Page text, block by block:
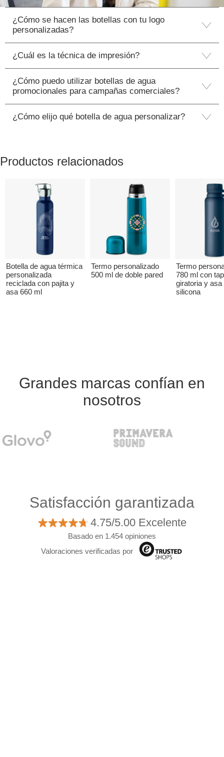
¿Cómo se hacen las botellas con tu logo
personalizadas?
¿Cuál es la técnica de impresión?
¿Cómo puedo utilizar botellas de agua
promocionales para campañas comerciales?
¿Cómo elijo qué botella de agua personalizar?
Productos relacionados
Botella de agua térmica
personalizada
reciclada con pajita y
asa 660 ml
Termo personalizado
500 ml de doble pared
Termo
780 ml con
giratoria y asa
silicona
Grandes marcas confían en
nosotros
Satisfacción garantizada
4.75/5.00 Excelente
Basado en 1.454 opiniones
Valoraciones verificadas por